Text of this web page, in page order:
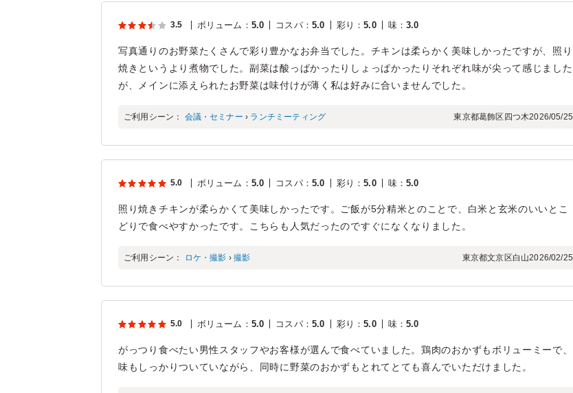
3.5 ボリューム ： 5.0 コスパ： 5.0 彩り ：5.0 味：3.0
写真通りのお野菜たくさんで彩り豊かなお弁当でした。チキンは柔らかく美味しかったですが、照り
焼きというより煮物でした。副菜は酸っぱかったりしょっぱかったりそれぞれ味が尖って感じました
が、メインに添えられたお野菜は味付けが薄く私は好みに合いませんでした。
ご利用シーン： 会議・セミナー › ランチミーティング 東京都葛飾区四つ木2026/05/25
5.0 ボリューム ： 5.0 コスパ： 5.0 彩り ：5.0 味：5.0
照り焼きチキンが柔らかくて美味しかったです。ご飯が5分精米とのことで、白米と玄米のいいとこ
どりで食べやすかったです。こちらも人気だったのですぐになくなりました。
ご利用シーン： ロケ・撮影 › 撮影 東京都文京区白山2026/02/25
5.0 ボリューム ： 5.0 コスパ： 5.0 彩り ：5.0 味：5.0
がっつり食べたい男性スタッフやお客様が選んで食べていました。鶏肉のおかずもボリューミーで、
味もしっかりついていながら、同時に野菜のおかずもとれてとても喜んでいただけました。